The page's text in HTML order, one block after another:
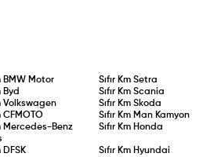
BMW Motor Sıfır KmSetra
Byd Sıfır KmScania
Volkswagen Sıfır KmSkoda
CFMOTO Sıfır Km Man Kamyon
Mercedes-Benz
Sıfır Km Honda
DFSK Sıfır Km Hyundai